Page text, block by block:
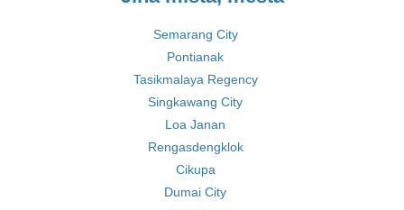
Semarang City
Pontianak
Tasikmalaya Regency
Singkawang City
Loa Janan
Rengasdengklok
Cikupa
Dumai City